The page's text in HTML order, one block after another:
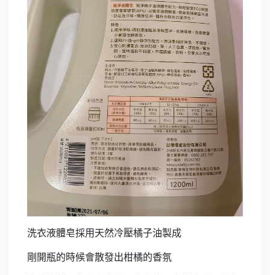
洗衣液體皂採用天然冷壓橘子油製成
剛開瓶的時候會散發出柑橘的香氛